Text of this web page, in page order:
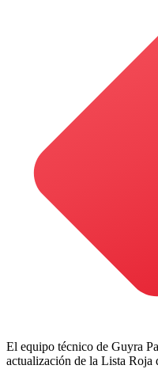
El equipo técnico de Guyra
actualización de la Lista Roja